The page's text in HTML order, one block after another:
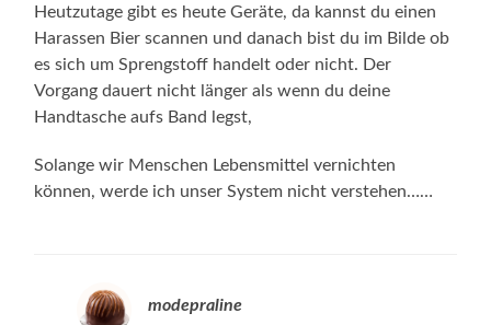
Heutzutage gibt es heute Geräte, da kannst du einen
Harassen Bier scannen und danach bist du im Bilde ob
es sich um Sprengstoff handelt oder nicht. Der
Vorgang dauert nicht länger als wenn du deine
Handtasche aufs Band legst,
Solange wir Menschen Lebensmittel vernichten
können, werde ich unser System nicht verstehen……
modepraline